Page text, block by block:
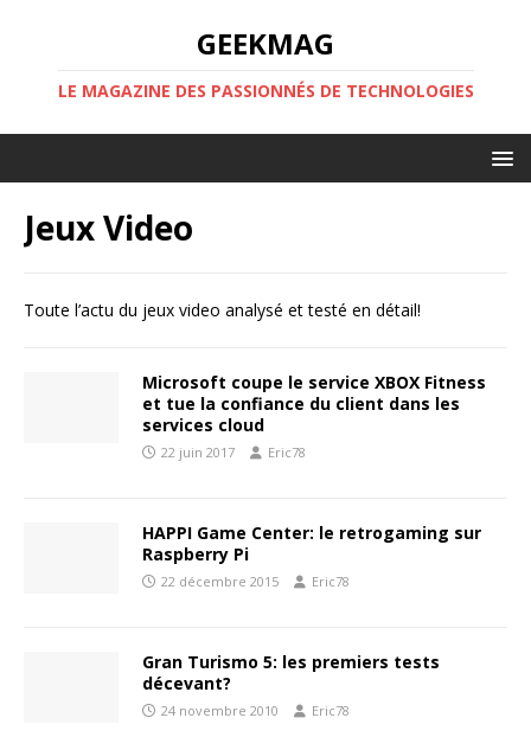
GEEKMAG
LE MAGAZINE DES PASSIONNÉS DE TECHNOLOGIES
Jeux Video
Toute l’actu du jeux video analysé et testé en détail!
Microsoft coupe le service XBOX Fitness
et tue la confiance du client dans les
services cloud
22 juin 2017 Eric78
HAPPI Game Center: le retrogaming sur
Raspberry Pi
22 décembre 2015 Eric78
Gran Turismo 5: les premiers tests
décevant?
24 novembre 2010 Eric78